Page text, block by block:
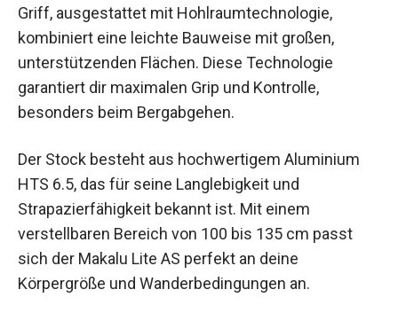
kombiniert eine leichte Bauweise mit großen,
unterstützenden Flächen. Diese Technologie
garantiert dir maximalen Grip und Kontrolle,
besonders beim Bergabgehen.
HTS 6.5, das für seine Langlebigkeit und
Strapazierfähigkeit bekannt ist. Mit einem
verstellbaren Bereich von 100 bis 135 cm passt
sich der Makalu Lite AS perfekt an deine
Körpergröße und Wanderbedingungen an.